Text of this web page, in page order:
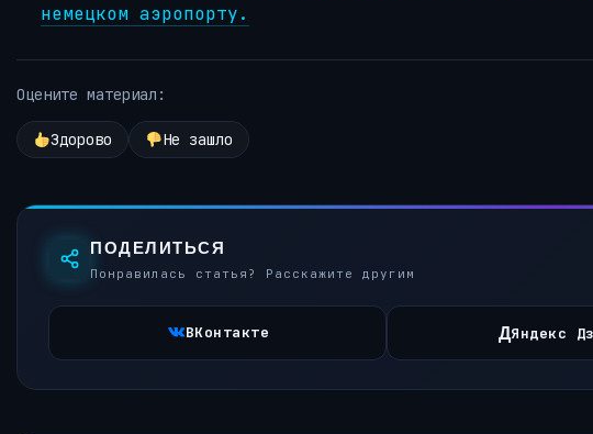
немецком аэропорту.
Оцените материал:
Здорово Не зашло
ПОДЕЛИТЬСЯ
Понравилась статья? Расскажите другим
ВКонтакте ДЯндекс